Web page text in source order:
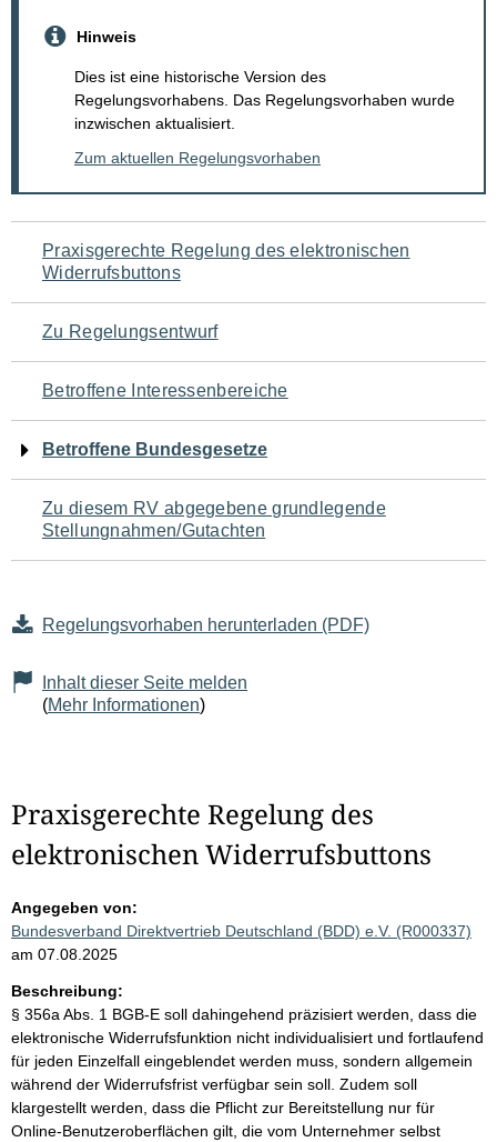
Hinweis
Dies ist eine historische Version des
Regelungsvorhabens. Das Regelungsvorhaben wurde
inzwischen aktualisiert.
Zum aktuellen Regelungsvorhaben
Navigation
für
den
Seiteninhalt
Praxisgerechte Regelung des elektronischen
Widerrufsbuttons
Zu Regelungsentwurf
Betroffene Interessenbereiche
Betroffene Bundesgesetze
Zu diesem RV abgegebene grundlegende
Stellungnahmen/Gutachten
Regelungsvorhaben herunterladen (PDF)
Inhalt dieser Seite melden
(Mehr Informationen)
Praxisgerechte Regelung des
elektronischen Widerrufsbuttons
Angegeben von:
Bundesverband Direktvertrieb Deutschland (BDD) e.V. (R000337)
am 07.08.2025
Beschreibung:
§ 356a Abs. 1 BGB-E soll dahingehend präzisiert werden, dass die
elektronische Widerrufsfunktion nicht individualisiert und fortlaufend
für jeden Einzelfall eingeblendet werden muss, sondern allgemein
während der Widerrufsfrist verfügbar sein soll. Zudem soll
klargestellt werden, dass die Pflicht zur Bereitstellung nur für
Online-Benutzeroberflächen gilt, die vom Unternehmer selbst